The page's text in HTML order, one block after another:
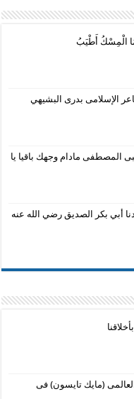
الْمِسْكُ أَطْيَبُ
الإسلامى بدرى البشيهي
المصطفى مادام وجهك باقيا يا
أبي بكر الصديق رضي الله عنه
(مايك تايسون) فى